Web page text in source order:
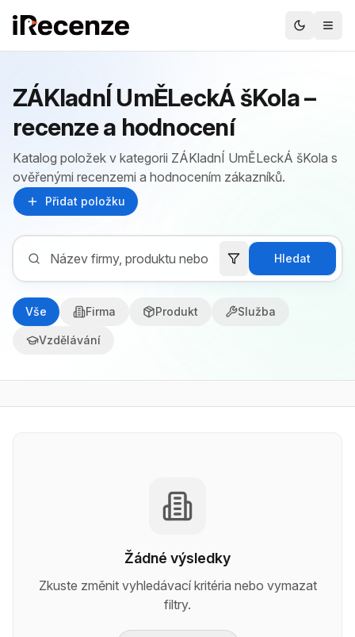
ZÁKladnÍ UmĚLeckÁ šKola –
recenze a hodnocení
Katalog položek v kategorii ZÁKladnÍ UmĚLeckÁ šKola s
ověřenými recenzemi a hodnocením zákazníků.
Přidat položku
Hledat
Vše Firma Produkt Služba
Vzdělávání
Žádné výsledky
Zkuste změnit vyhledávací kritéria nebo vymazat
filtry.